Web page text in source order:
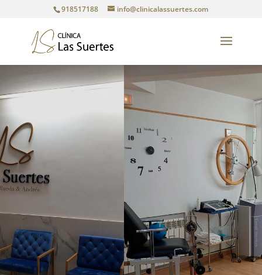
918517188 info@clinicalassuertes.com